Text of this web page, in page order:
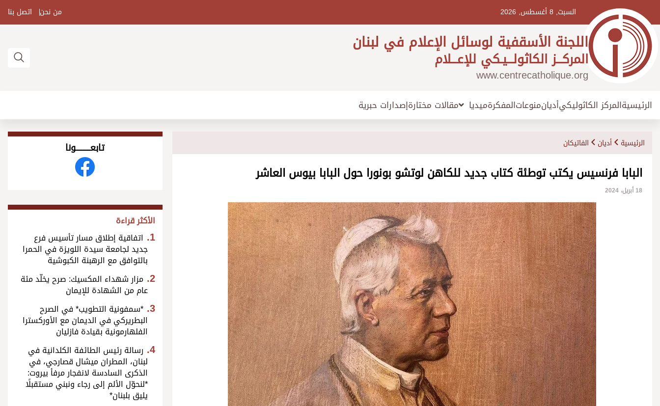
السبت, 8 أغسطس, 2026 من نحن اتصل بنا
اللجنة الأسقفية لوسائل الإعلام في لبنان
المركـــز الكاثولـــيـكي للإعـــلام
www.centrecatholique.org
الرئيسيةالمركز الكاثوليكيأديانمنوعاتالمفكرةميديا مقالات مختارةإصدارات حبرية
الرئيسية أديان الفاتيكان
البابا فرنسيس يكتب توطئة كتاب جديد للكاهن لوتشو بونورا حول البابا بيوس العاشر
18 أبريل، 2024
تابعــــــــــونا
الأكثر قراءة
اتفاقية إطلاق مسار تأسيس فرع
جديد لجامعة سيدة اللويزة في الحمرا
بالتوافق مع الرهبنة الكبوشية
مزار شهداء المكسيك: صرح يخلّد مئة
عام من الشهادة للإيمان
*سمفونية التطويب* في الصرح
البطريركي في الديمان مع الأوركسترا
الفلهارمونية بقيادة فازليان
رسالة رئيس الطائفة الكلدانية في
لبنان، المطران ميشال قصارجي، في
الذكرى السادسة لانفجار مرفأ بيروت:
*لنحوّل الألم إلى رجاء ونبني مستقبلًا
يليق بلبنان*